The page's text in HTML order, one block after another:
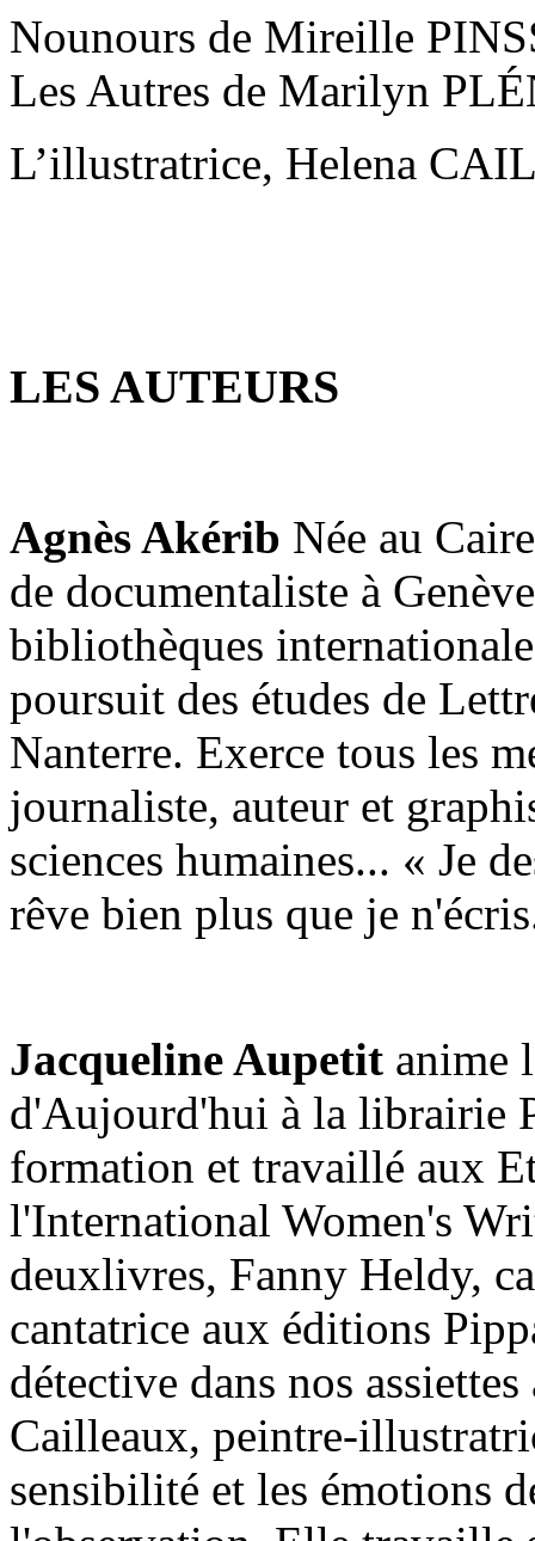
Nounours de Mireille
Les Autres de Marilyn
L’illustratrice, Helena
LES AUTEURS
Agnès Akérib Née au
de documentaliste à
bibliothèques
poursuit des études de
Nanterre. Exerce tous les
journaliste, auteur et
sciences humaines... « Je
rêve bien plus que je
Jacqueline Aupetit anime
d'Aujourd'hui à la librairie
formation et travaillé aux
l'International Women's
deuxlivres, Fanny Heldy,
cantatrice aux éditions
détective dans nos
Cailleaux, peintre-
sensibilité et les émotions